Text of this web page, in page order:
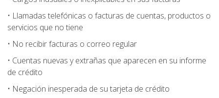
• Llamadas telefónicas o facturas de cuentas, productos o
servicios que no tiene
• No recibir facturas o correo regular
• Cuentas nuevas y extrañas que aparecen en su informe
de crédito
• Negación inesperada de su tarjeta de crédito